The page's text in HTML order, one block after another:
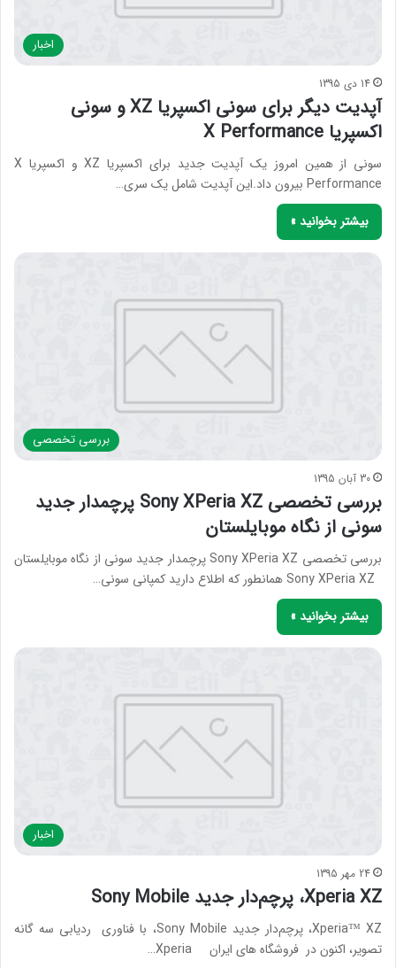
اخبار
14 دی 1395
آپدیت دیگر برای سونی اکسپریا XZ و سونی
اکسپریا X Performance
سونی از همین امروز یک آپدیت جدید برای اکسپریا XZ و اکسپریا X
Performance بیرون داد.این آپدیت شامل یک سری…
بیشتر بخوانید »
بررسی‌ تخصصی
30 آبان 1395
بررسی تخصصی Sony XPeria XZ پرچمدار جدید
سونی از نگاه موبایلستان
بررسی تخصصی Sony XPeria XZ پرچمدار جدید سونی از نگاه موبایلستان
بیشتر بخوانید »
اخبار
24 مهر 1395
Xperia XZ، پرچم‌دار جدید Sony Mobile
Xperia™ XZ، پرچم‌دار جدید Sony Mobile، با فناوری ردیابی سه گانه
تصویر، اکنون در فروشگاه های ایران Xperia…